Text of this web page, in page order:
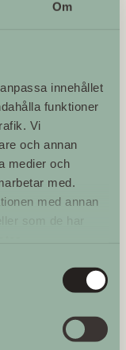
Om
innehållet
funktioner
Vi
och annan
medier och
med.
med annan
åriga Wera
År
Brahe, den
slott, och precis
Gustav
söner fortfarande